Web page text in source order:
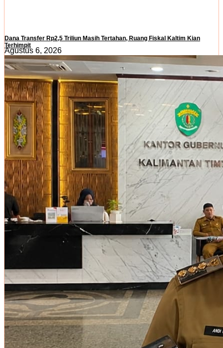
Dana Transfer Rp2,5 Triliun Masih Tertahan, Ruang Fiskal Kaltim Kian
Terhimpit
Agustus 6, 2026